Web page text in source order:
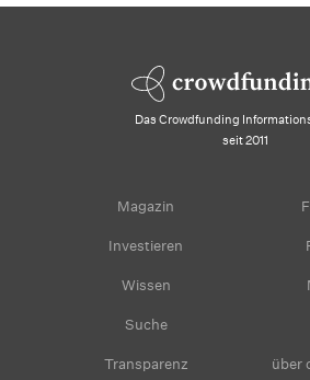
Das Crowdfunding
seit 2011
Magazin
Investieren
Wissen
Suche
Transparenz über